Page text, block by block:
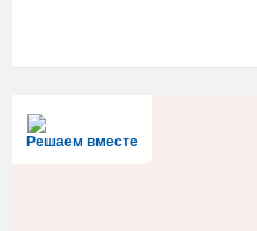
Решаем вместе